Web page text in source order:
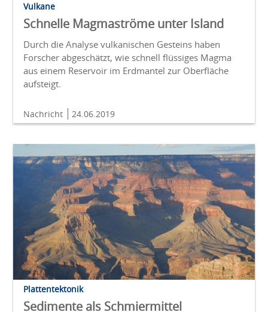
Vulkane
Schnelle Magmaströme unter Island
Durch die Analyse vulkanischen Gesteins haben
Forscher abgeschätzt, wie schnell flüssiges Magma
aus einem Reservoir im Erdmantel zur Oberfläche
aufsteigt.
Nachricht 24.06.2019
Plattentektonik
Sedimente als Schmiermittel